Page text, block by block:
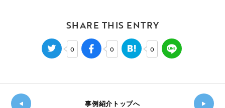
SHARE THIS ENTRY
0 0 0
事例紹介トップへ